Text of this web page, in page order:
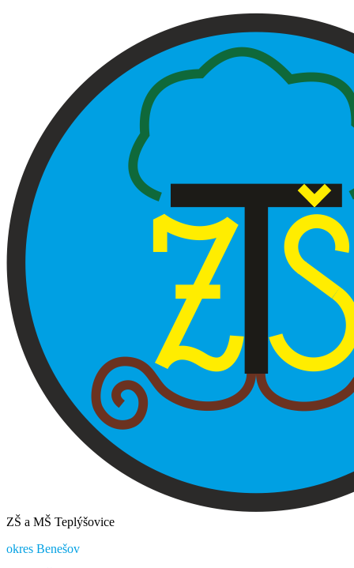
ZŠ a MŠ Teplýšovice
okres Benešov